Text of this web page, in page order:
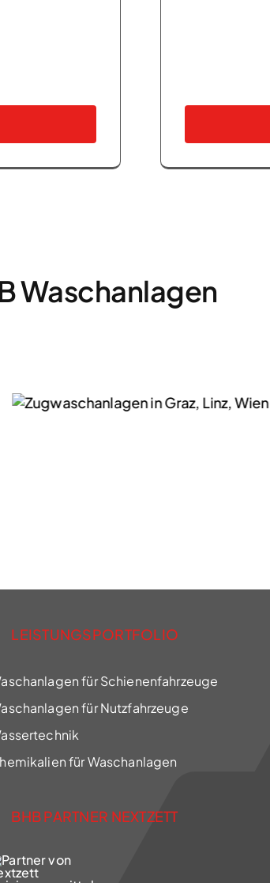
Waschanlagen
LEISTUNGSPORTFOLIO
für Schienenfahrzeuge
für Nutzfahrzeuge
für Waschanlagen
BHB PARTNER NEXTZETT